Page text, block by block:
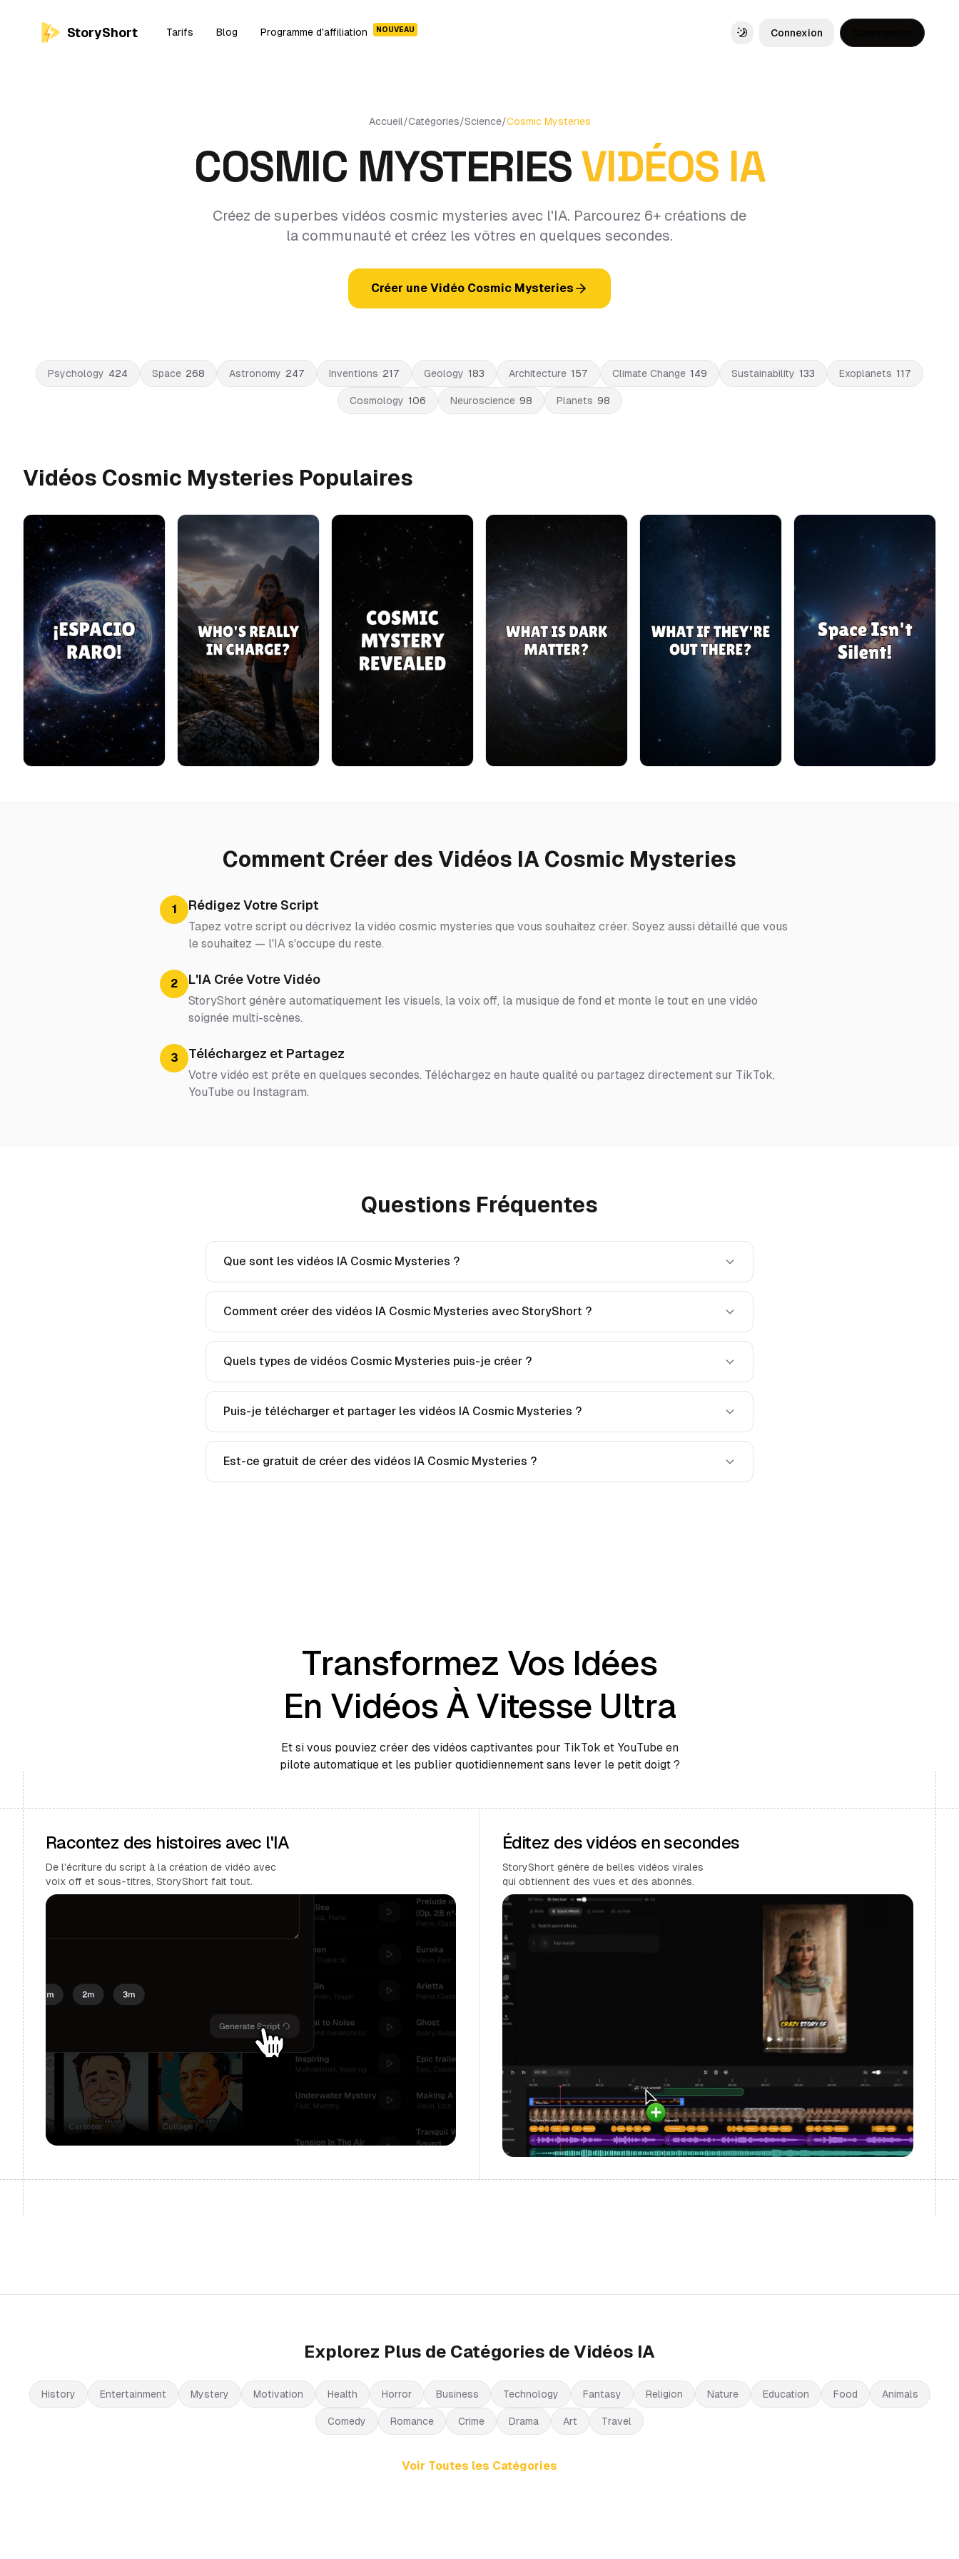
StoryShort Tarifs Blog Programme d'affiliation NOUVEAU
Toggle theme
Connexion
Accueil/Catégories/Science/Cosmic Mysteries
COSMIC MYSTERIESVIDÉOS IA
Créez de superbes vidéos cosmic mysteries avec l'IA. Parcourez 6+ créations de
la communauté et créez les vôtres en quelques secondes.
Créer une Vidéo Cosmic Mysteries
Psychology 424 Space 268 Astronomy 247 Inventions 217 Geology 183 Architecture 157 Climate Change 149 Sustainability 133 Exoplanets 117
Cosmology 106 Neuroscience 98 Planets 98
Vidéos Cosmic Mysteries Populaires
Comment Créer des Vidéos IA Cosmic Mysteries
1 Rédigez Votre Script
Tapez votre script ou décrivez la vidéo cosmic mysteries que vous souhaitez créer. Soyez aussi détaillé que vous
le souhaitez — l'IA s'occupe du reste.
2 L'IA Crée Votre Vidéo
StoryShort génère automatiquement les visuels, la voix off, la musique de fond et monte le tout en une vidéo
soignée multi-scènes.
3 Téléchargez et Partagez
Votre vidéo est prête en quelques secondes. Téléchargez en haute qualité ou partagez directement sur TikTok,
YouTube ou Instagram.
Questions Fréquentes
Que sont les vidéos IA Cosmic Mysteries ?
Comment créer des vidéos IA Cosmic Mysteries avec StoryShort ?
Quels types de vidéos Cosmic Mysteries puis-je créer ?
Puis-je télécharger et partager les vidéos IA Cosmic Mysteries ?
Est-ce gratuit de créer des vidéos IA Cosmic Mysteries ?
Transformez Vos Idées
En Vidéos À Vitesse Ultra
Et si vous pouviez créer des vidéos captivantes pour TikTok et YouTube en
pilote automatique et les publier quotidiennement sans lever le petit doigt ?
Racontez des histoires avec l'IA
De l'écriture du script à la création de vidéo avec
voix off et sous-titres, StoryShort fait tout.
Éditez des vidéos en secondes
StoryShort génère de belles vidéos virales
qui obtiennent des vues et des abonnés.
Explorez Plus de Catégories de Vidéos IA
History Entertainment Mystery Motivation Health Horror Business Technology Fantasy Religion Nature Education Food Animals
Comedy Romance Crime Drama Art Travel
Voir Toutes les Catégories